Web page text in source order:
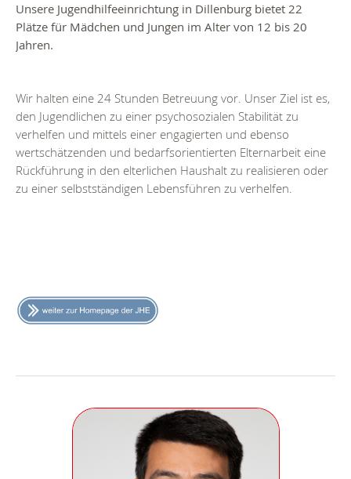
Unsere Jugendhilfeeinrichtung in Dillenburg bietet 22
Plätze für Mädchen und Jungen im Alter von 12 bis 20
Jahren.
Wir halten eine 24 Stunden Betreuung vor. Unser Ziel ist es,
den Jugendlichen zu einer psychosozialen Stabilität zu
verhelfen und mittels einer engagierten und ebenso
wertschätzenden und bedarfsorientierten Elternarbeit eine
Rückführung in den elterlichen Haushalt zu realisieren oder
zu einer selbstständigen Lebensführen zu verhelfen.